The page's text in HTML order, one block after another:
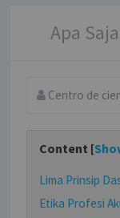
Apa
Centro de
Content [
Lima Prinsip
Etika Profesi